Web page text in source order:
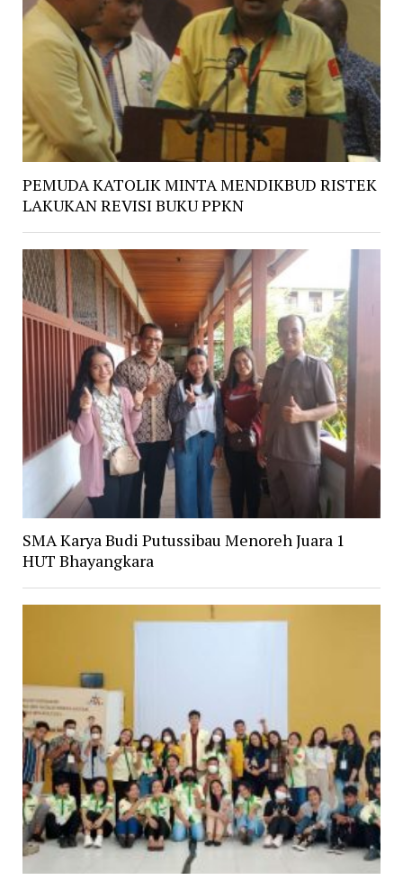
PEMUDA KATOLIK MINTA MENDIKBUD RISTEK
LAKUKAN REVISI BUKU PPKN
SMA Karya Budi Putussibau Menoreh Juara 1
HUT Bhayangkara